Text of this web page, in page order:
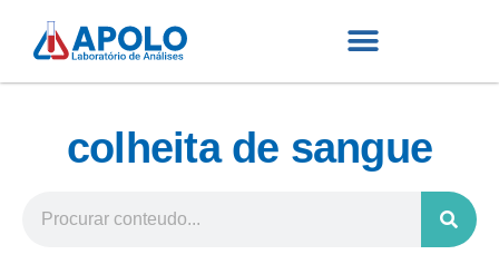
colheita de sangue